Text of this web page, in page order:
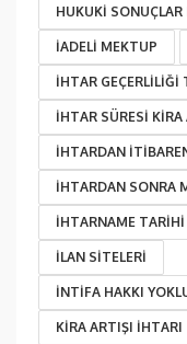
HUKUKI
IADELI MEKTUP
IHTAR GEÇERLILIĞI
IHTAR SÜRESI
IHTARDAN
IHTARDAN SONRA
IHTARNAME TARIHI
ILAN SITELERI
INTIFA HAKKI
KIRA ARTIŞI IHTARI